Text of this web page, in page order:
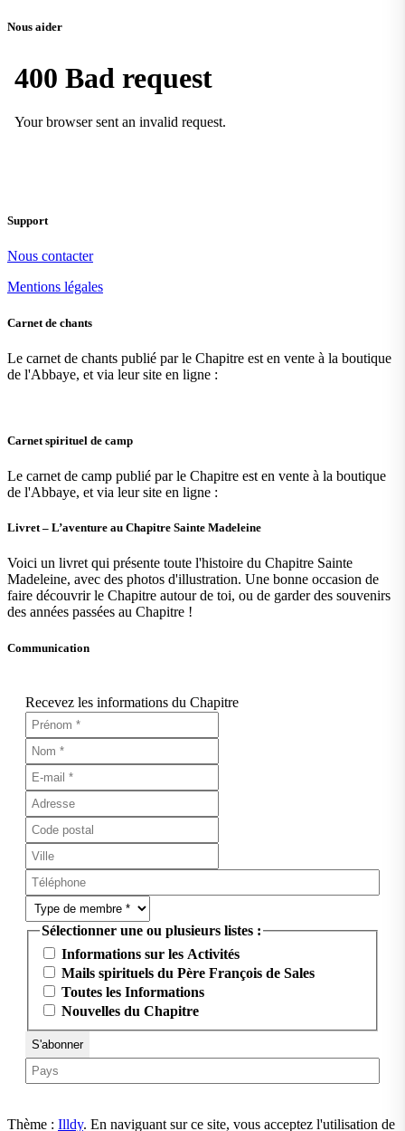
Nous aider
Support
Nous contacter
Mentions légales
Carnet de chants
Le carnet de chants publié par le Chapitre est en vente à la boutique
de l'Abbaye, et via leur site en ligne :
Carnet spirituel de camp
Le carnet de camp publié par le Chapitre est en vente à la boutique
de l'Abbaye, et via leur site en ligne :
Livret – L’aventure au Chapitre Sainte Madeleine
Voici un livret qui présente toute l'histoire du Chapitre Sainte
Madeleine, avec des photos d'illustration. Une bonne occasion de
faire découvrir le Chapitre autour de toi, ou de garder des souvenirs
des années passées au Chapitre !
Communication
Recevez les informations du Chapitre
Sélectionner une ou plusieurs listes :
Informations sur les Activités
Mails spirituels du Père François de Sales
Toutes les Informations
Nouvelles du Chapitre
Thème : Illdy. En naviguant sur ce site, vous acceptez l'utilisation de